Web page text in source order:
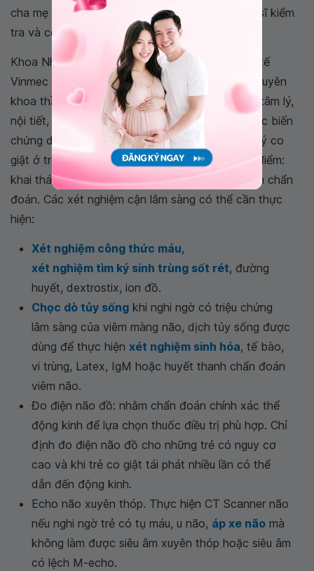
cha mẹ cần đưa bé đi khám ngay để được bác sĩ kiểm
tra và có phác đồ điều trị kịp thời.
Khoa Nhi/ cấp cứu tại bệnh viện Đa khoa Quốc tế
Vinmec có sự phối hợp đầy đủ với các bác sĩ chuyên
khoa thần kinh, tim mạch, tiêu hóa, dinh dưỡng, tâm lý,
nội tiết, gan mật giúp xử lý nhanh, kịp thời khi các biến
chứng do sốt cao xuất hiện. Trong quá trình xử lý co
giật ở trẻ, bác sĩ sẽ đặc biệt lưu ý đến các đặc điểm:
khai thác bệnh sử, thăm khám lâm sàng, tiếp cận chẩn
đoán. Các xét nghiệm cận lâm sàng có thể cần thực
hiện:
Xét nghiệm công thức máu,
xét nghiệm tìm ký sinh trùng sốt rét, đường
huyết, dextrostix, ion đồ.
Chọc dò tủy sống khi nghi ngờ có triệu chứng
lâm sàng của viêm màng não, dịch tủy sống được
dùng để thực hiện xét nghiệm sinh hóa, tế bào,
vi trùng, Latex, IgM hoặc huyết thanh chẩn đoán
viêm não.
Đo điện não đồ: nhằm chẩn đoán chính xác thể
động kinh để lựa chọn thuốc điều trị phù hợp. Chỉ
định đo điện não đồ cho những trẻ có nguy cơ
cao và khi trẻ co giật tái phát nhiều lần có thể
dẫn đến động kinh.
Echo não xuyên thóp. Thực hiện CT Scanner não
nếu nghi ngờ trẻ có tụ máu, u não, áp xe não mà
không làm được siêu âm xuyên thóp hoặc siêu âm
có lệch M-echo.